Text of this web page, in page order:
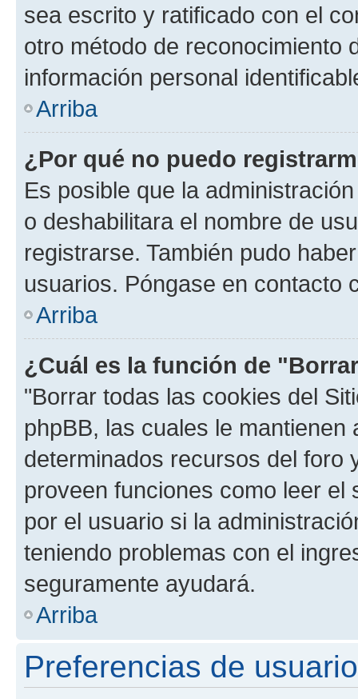
sea escrito y ratificado con el
otro método de reconocimiento
información personal
Arriba
¿Por qué no puedo
Es posible que la
o deshabilitara el nombre de
registrarse. También pudo
usuarios. Póngase en contacto
Arriba
¿Cuál es la función de
"Borrar todas las cookies del
phpBB, las cuales le
determinados recursos del foro
proveen funciones como leer el
por el usuario si la
teniendo problemas con el
seguramente ayudará.
Arriba
Preferencias de